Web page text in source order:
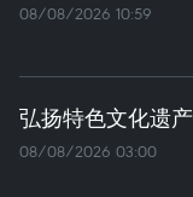
08/08/2026 10:59
弘扬特色文化遗
08/08/2026 03:00